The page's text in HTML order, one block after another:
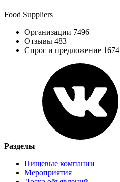
Food Suppliers
Организации 7496
Отзывы 483
Спрос и предложение 1674
Разделы
Пищевые компании
Мероприятия